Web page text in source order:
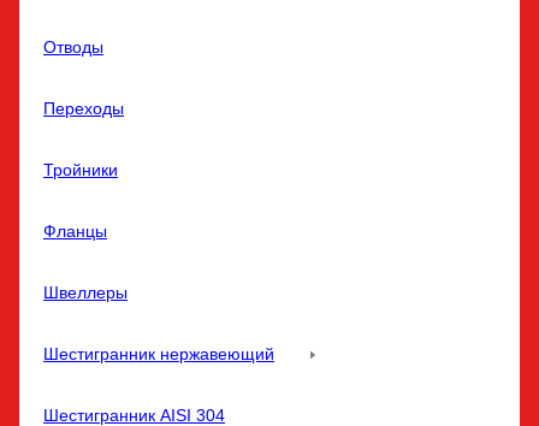
Отводы
Переходы
Тройники
Фланцы
Швеллеры
Шестигранник нержавеющий
Шестигранник AISI 304